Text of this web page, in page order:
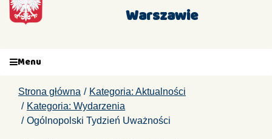
Warszawie
Menu
Strona główna
Kategoria: Aktualności
Kategoria: Wydarzenia
Ogólnopolski Tydzień Uważności